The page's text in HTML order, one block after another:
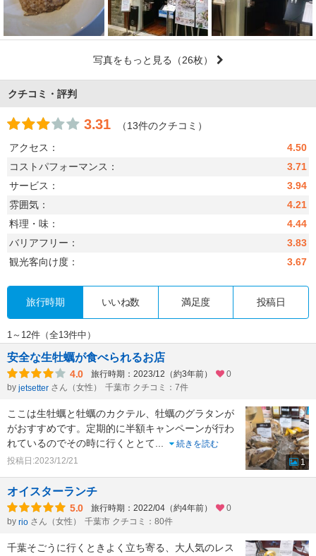
写真をもっと見る （26枚）
クチコミ・評判
3.31
（13件のクチコミ）
アクセス：
4.50
コストパフォーマンス：
3.71
サービス：
3.94
雰囲気：
4.21
料理・味：
4.44
バリアフリー：
3.83
観光客向け度：
3.67
旅行時期 いいね数 満足度 投稿日
1～12件（全13件中）
安全な生牡蠣が食べられるお店
4.0 旅行時期：2023/12（約3年前）
0
by jetsetter さん（女性） 千葉市 クチコミ：7件
ここは生牡蠣と牡蠣のカクテル、牡蠣のグラタンが
がおすすめです。定期的に半額キャンペーンが行わ
れているのでその時に行くととて
続きを読む
投稿日:2023/12/21
1
オイスターランチ
5.0 旅行時期：2022/04（約4年前）
0
by rio さん（女性） 千葉市 クチコミ：80件
千葉そごうに行くときよく立ち寄る、大人気のレス